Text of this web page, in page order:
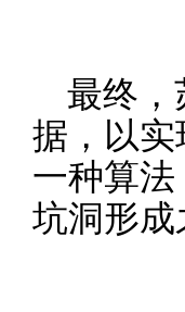
最终，
据，以
一种算
坑洞形